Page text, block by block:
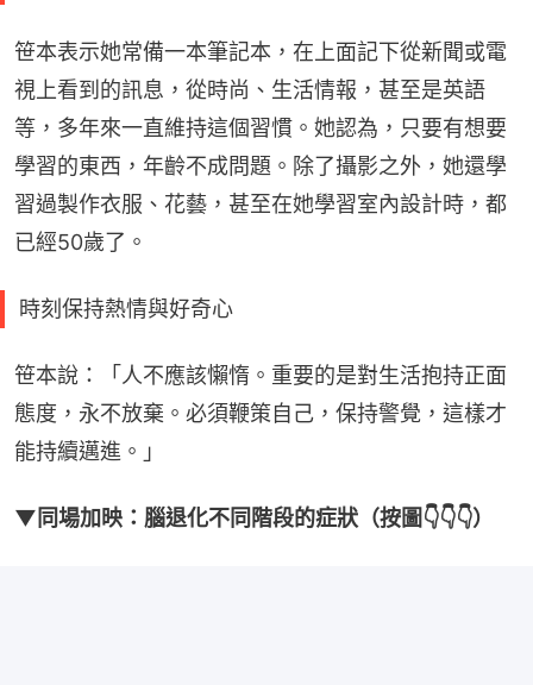
笹本表示她常備一本筆記本，在上面記下從新聞或電
視上看到的訊息，從時尚、生活情報，甚至是英語
等，多年來一直維持這個習慣。她認為，只要有想要
學習的東西，年齡不成問題。除了攝影之外，她還學
習過製作衣服、花藝，甚至在她學習室內設計時，都
已經50歲了。
時刻保持熱情與好奇心
笹本說：「人不應該懶惰。重要的是對生活抱持正面
態度，永不放棄。必須鞭策自己，保持警覺，這樣才
能持續邁進。」
▼同場加映：腦退化不同階段的症狀（按圖👇👇👇）